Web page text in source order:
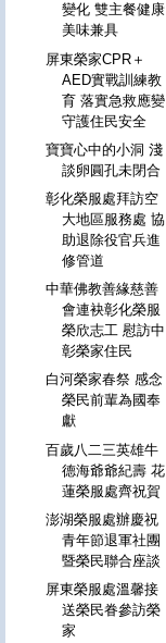
變化 雙主餐健康
美味兼具
屏東榮家CPR＋
AED實戰訓練教
育 落實急救應變
守護住民安全
寶寶心中的小洞 淺
談卵圓孔未閉合
彰化榮服處拜訪空
大地區服務處 協
助退除役官兵進
修管道
中華佛教善緣慈善
會連袂彰化榮服
榮欣志工 慰訪中
彰榮家住民
白河榮家春祭 感念
榮民前輩為國奉
獻
百歲八二三英雄牛
德海爺爺紀壽 花
蓮榮服處齊祝賀
澎湖榮服處辦慶祝
青年節退軍社團
暨榮民聯合座談
屏東榮服處溫馨接
送榮民眷參訪榮
家